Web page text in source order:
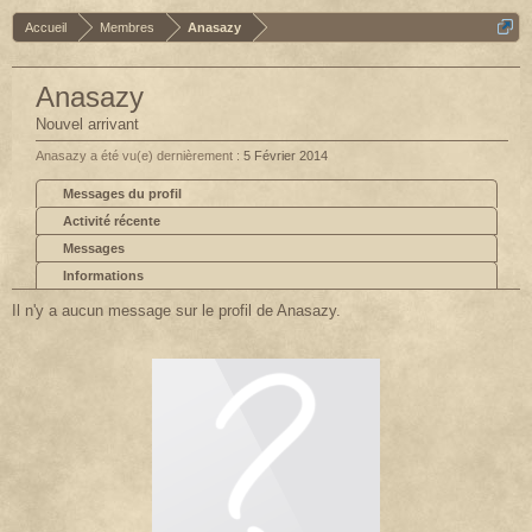
Accueil Membres Anasazy
Anasazy
Nouvel arrivant
Anasazy a été vu(e) dernièrement : 5 Février 2014
Messages du profil
Activité récente
Messages
Informations
Il n'y a aucun message sur le profil de Anasazy.